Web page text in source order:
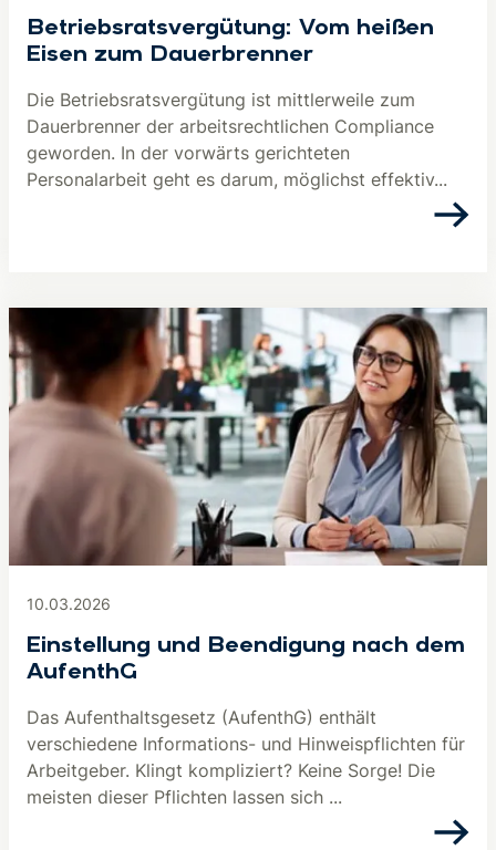
Betriebsratsvergütung: Vom heißen
Eisen zum Dauerbrenner
Die Betriebsratsvergütung ist mittlerweile zum
Dauerbrenner der arbeitsrechtlichen Compliance
geworden. In der vorwärts gerichteten
Personalarbeit geht es darum, möglichst effektiv...
10.03.2026
Einstellung und Beendigung nach dem
AufenthG
Das Aufenthaltsgesetz (AufenthG) enthält
verschiedene Informations- und Hinweispflichten für
Arbeitgeber. Klingt kompliziert? Keine Sorge! Die
meisten dieser Pflichten lassen sich ...